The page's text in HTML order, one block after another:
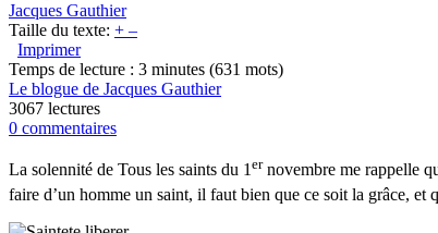
Jacques Gauthier
Taille du texte: + –
Imprimer
Temps de lecture : 3 minutes (631 mots)
Le blogue de Jacques Gauthier
3067 lectures
0 commentaires
La solennité de Tous les saints du 1ernovembre me rappelle
faire d’un homme un saint, il faut bien que ce soit la grâce, et